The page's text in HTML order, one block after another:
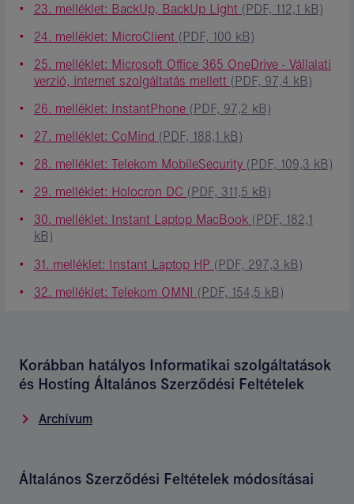
23. melléklet: BackUp, BackUp Light (PDF, 112,1 kB)
24. melléklet: MicroClient (PDF, 100 kB)
25. melléklet: Microsoft Office 365 OneDrive - Vállalati
verzió, internet szolgáltatás mellett (PDF, 97,4 kB)
26. melléklet: InstantPhone (PDF, 97,2 kB)
27. melléklet: CoMind (PDF, 188,1 kB)
28. melléklet: Telekom MobileSecurity (PDF, 109,3 kB)
29. melléklet: Holocron DC (PDF, 311,5 kB)
30. melléklet: Instant Laptop MacBook (PDF, 182,1
kB)
31. melléklet: Instant Laptop HP (PDF, 297,3 kB)
32. melléklet: Telekom OMNI (PDF, 154,5 kB)
Korábban hatályos Informatikai szolgáltatások
és Hosting Általános Szerződési Feltételek
Archívum
Általános Szerződési Feltételek módosításai